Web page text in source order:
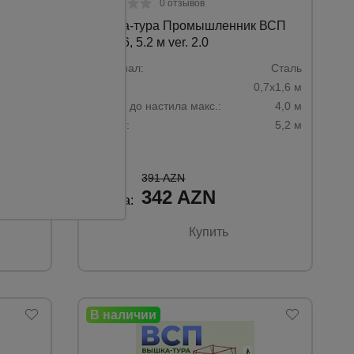
0 отзывов
Вышка-тура Промышленник ВСП
0.7х1.6, 5.2 м ver. 2.0
Материал:
Сталь
0,7х1,6 м
Высота до настила макс.:
4,0 м
Высота:
5,2 м
Цена:
391 AZN
342 AZN
Купить